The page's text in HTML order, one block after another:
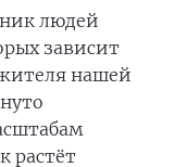
людей
зависит
нашей
растёт